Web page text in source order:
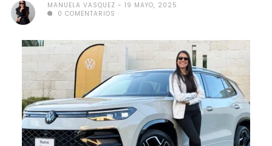
MANUELA VASQUEZ
19 MAYO, 2025
0 COMENTARIOS